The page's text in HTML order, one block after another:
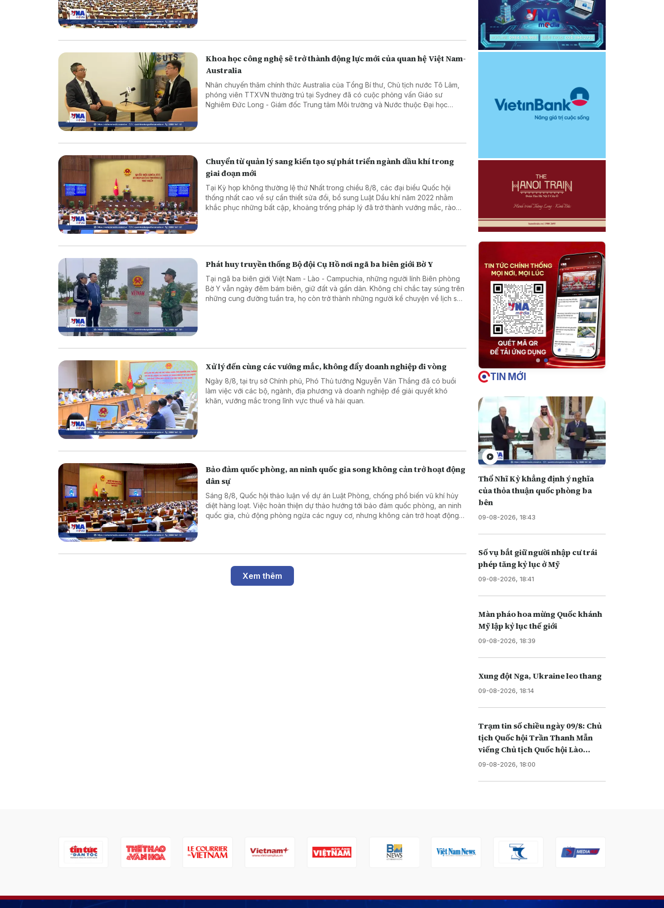
Khoa học công nghệ sẽ trở thành động lực mới của quan hệ Việt Nam-
Australia
Nhân chuyến thăm chính thức Australia của Tổng Bí thư, Chủ tịch nước Tô Lâm,
phóng viên TTXVN thường trú tại Sydney đã có cuộc phỏng vấn Giáo sư
Nghiêm Đức Long - Giám đốc Trung tâm Môi trường và Nước thuộc Đại học
Chuyển từ quản lý sang kiến tạo sự phát triển ngành dầu khí trong
giai đoạn mới
Tại Kỳ họp không thường lệ thứ Nhất trong chiều 8/8, các đại biểu Quốc hội
thống nhất cao về sự cần thiết sửa đổi, bổ sung Luật Dầu khí năm 2022 nhằm
khắc phục những bất cập, khoảng trống pháp lý đã trở thành vướng mắc, rào
Phát huy truyền thống Bộ đội Cụ Hồ nơi ngã ba biên giới Bờ Y
Tại ngã ba biên giới Việt Nam - Lào - Campuchia, những người lính Biên phòng
Bờ Y vẫn ngày đêm bám biên, giữ đất và gần dân. Không chỉ chắc tay súng trên
những cung đường tuần tra, họ còn trở thành những người kể chuyện về lịch sử,
Xử lý đến cùng các vướng mắc, không đẩy doanh nghiệp đi vòng
Ngày 8/8, tại trụ sở Chính phủ, Phó Thủ tướng Nguyễn Văn Thắng đã có buổi
làm việc với các bộ, ngành, địa phương và doanh nghiệp để giải quyết khó
khăn, vướng mắc trong lĩnh vực thuế và hải quan.
Bảo đảm quốc phòng, an ninh quốc gia song không cản trở hoạt động
dân sự
Sáng 8/8, Quốc hội thảo luận về dự án Luật Phòng, chống phổ biến vũ khí hủy
diệt hàng loạt. Việc hoàn thiện dự thảo hướng tới bảo đảm quốc phòng, an ninh
quốc gia, chủ động phòng ngừa các nguy cơ, nhưng không cản trở hoạt động
Xem thêm
TIN MỚI
Thổ Nhĩ Kỳ khẳng định ý nghĩa
của thỏa thuận quốc phòng ba
bên
09-08-2026, 18:43
Số vụ bắt giữ người nhập cư trái
phép tăng kỷ lục ở Mỹ
09-08-2026, 18:41
Màn pháo hoa mừng Quốc khánh
Mỹ lập kỷ lục thế giới
09-08-2026, 18:39
Xung đột Nga, Ukraine leo thang
09-08-2026, 18:14
Trạm tin số chiều ngày 09/8: Chủ
tịch Quốc hội Trần Thanh Mẫn
viếng Chủ tịch Quốc hội Lào
Xaysomphone Phomvihane
09-08-2026, 18:00